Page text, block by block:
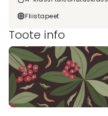
Fliistapeet
Toote info